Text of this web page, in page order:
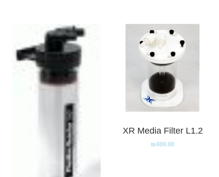
XR Media Filter L1.2
₪400.00